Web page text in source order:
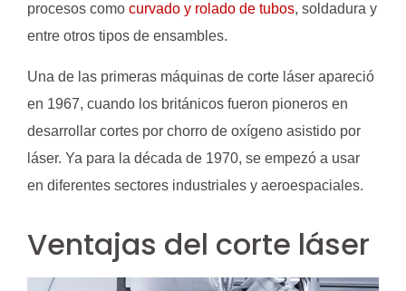
procesos como curvado y rolado de tubos, soldadura y
entre otros tipos de ensambles.
Una de las primeras máquinas de corte láser apareció
en 1967, cuando los británicos fueron pioneros en
desarrollar cortes por chorro de oxígeno asistido por
láser. Ya para la década de 1970, se empezó a usar
en diferentes sectores industriales y aeroespaciales.
Ventajas del corte láser